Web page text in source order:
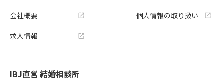
会社概要
求人情報
個人情報の取り扱い
IBJ直営 結婚相談所